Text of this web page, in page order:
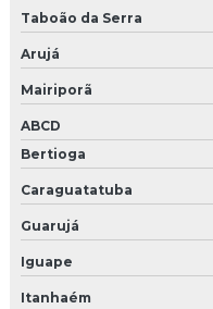
Instalação cftv em recife
Instalação de circuito de
Instalação de concertina
Instalação de controle
Instalação de fibra óptica
Instalação de firewall
Instalação de
Taboão da Serra
Arujá
Mairiporã
ABCD
Bertioga
Caraguatatuba
Guarujá
Iguape
Itanhaém